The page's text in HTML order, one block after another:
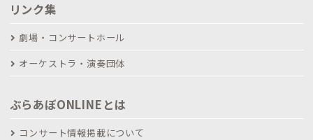
リンク集
劇場・コンサートホール
オーケストラ・演奏団体
ぶらあぼONLINEとは
コンサート情報掲載について